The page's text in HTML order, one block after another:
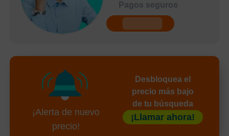
Pagos seguros
¡Alerta de nuevo
precio!
Desbloquea el
precio más bajo
de tu búsqueda
¡Llamar ahora!